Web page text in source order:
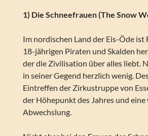
1) Die Schneefrauen (The Snow
Im nordischen Land der Eis-Öde ist
18-jährigen Piraten und Skalden
der die Zivilisation über alles liebt.
in seiner Gegend herzlich wenig.
Eintreffen der Zirkustruppe von
der Höhepunkt des Jahres und
Abwechslung.